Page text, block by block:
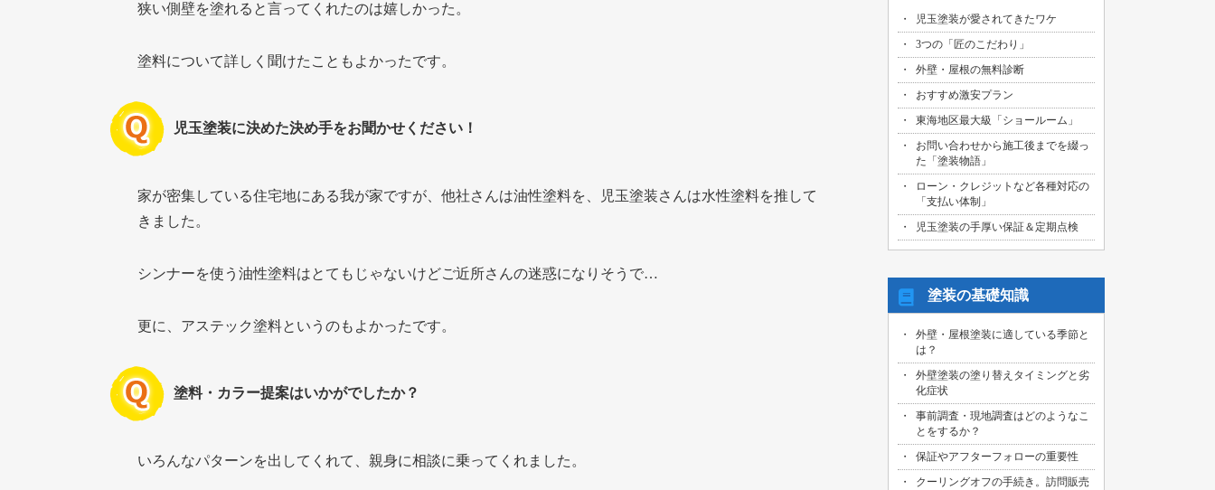
狭い側壁を塗れると言ってくれたのは嬉しかった。
塗料について詳しく聞けたこともよかったです。
児玉塗装に決めた決め手をお聞かせください！
家が密集している住宅地にある我が家ですが、他社さんは油性塗料を、児玉塗装さんは水性塗料を推して
きました。
シンナーを使う油性塗料はとてもじゃないけどご近所さんの迷惑になりそうで…
更に、アステック塗料というのもよかったです。
塗料・カラー提案はいかがでしたか？
いろんなパターンを出してくれて、親身に相談に乗ってくれました。
2026/08/01
名古屋市東区のお客様より、外壁その他
塗装工事の御見積依頼を頂きました！
2026/08/01
名古屋市天白区のお客様より、屋根外壁
その他塗装、ベランダ防水工事の御見積
依頼を頂きました！
2026/07/31
名古屋市東区のお客様より、原状回復工
事の御見積依頼を頂きました！
2026/07/31
2026/07/31
塗装工事の御見積依頼を頂きました！
2026/07/31
名古屋市守山区のお客様より、屋根塗装
工事の御見積依頼を頂きました！
2026/07/29
愛知県知多市のお客様より、外壁塗装・
ベランダ防水工事の御見積依頼を頂きま
した！
児玉塗装が愛されてきたワケ
3つの「匠のこだわり」
外壁・屋根の無料診断
おすすめ激安プラン
東海地区最大級「ショールーム」
お問い合わせから施工後までを綴っ
た「塗装物語」
ローン・クレジットなど各種対応の
「支払い体制」
児玉塗装の手厚い保証＆定期点検
塗装の基礎知識
外壁・屋根塗装に適している季節と
は？
外壁塗装の塗り替えタイミングと劣
化症状
事前調査・現地調査はどのようなこ
とをするか？
保証やアフターフォローの重要性
クーリングオフの手続き。訪問販売